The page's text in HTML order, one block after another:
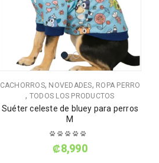
CACHORROS, NOVEDADES, ROPA PERRO
, TODOS LOS PRODUCTOS
Suéter celeste de bluey para perros
M
₡8,990